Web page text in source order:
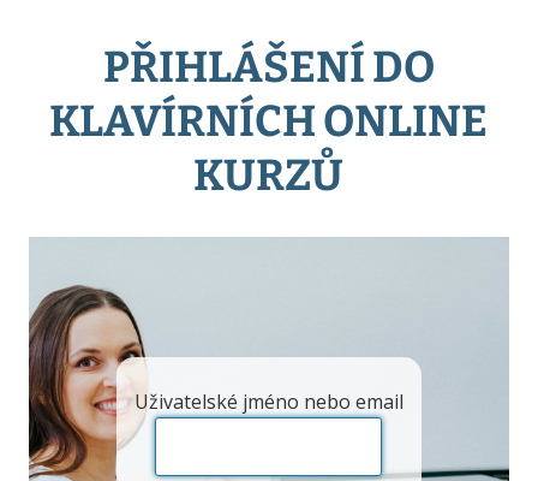
PŘIHLÁŠENÍ DO
KLAVÍRNÍCH ONLINE
KURZŮ
Uživatelské jméno nebo email